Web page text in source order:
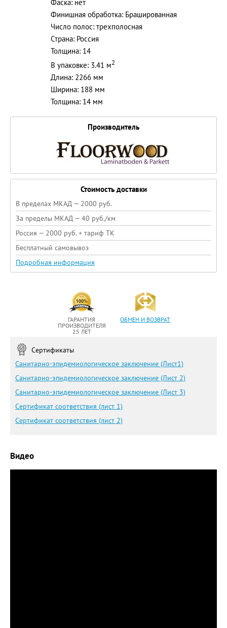
Фаска: нет
Финишная обработка: Брашированная
Число полос: трехполосная
Страна: Россия
Толщина: 14
В упаковке: 3.41 м2
Длина: 2266 мм
Ширина: 188 мм
Толщина: 14 мм
Производитель
Стоимость доставки
В пределах МКАД — 2000 руб.
За пределы МКАД — 40 руб./км
Россия — 2000 руб. + тариф ТК
Бесплатный самовывоз
Подробная информация
ГАРАНТИЯ
ПРОИЗВОДИТЕЛЯ
25 ЛЕТ
ОБМЕН И ВОЗВРАТ
Сертификаты
Санитарно-эпидемиологическое заключение (Лист1)
Санитарно-эпидемиологическое заключение (Лист 2)
Санитарно-эпидемиологическое заключение (Лист 3)
Сертификат соответствия (лист 1)
Сертификат соответствия (лист 2)
Видео